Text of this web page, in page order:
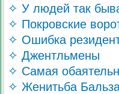
✧ У людей так
✧ Покровские
✧ Ошибка
✧ Джентльмены
✧ Самая
✧ Женитьба